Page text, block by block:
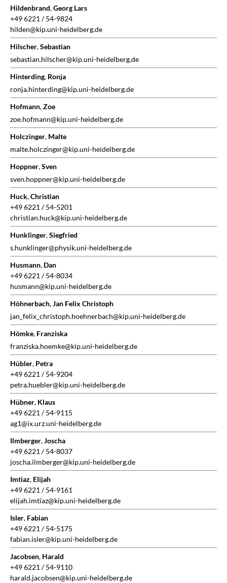
Hildenbrand,Georg Lars
+49 6221 / 54-9824
hilden@kip.uni-heidelberg.de
Hilscher,Sebastian
sebastian.hilscher@kip.uni-heidelberg.de
Hinterding, Ronja
ronja.hinterding@kip.uni-heidelberg.de
Hofmann,Zoe
zoe.hofmann@kip.uni-heidelberg.de
Holczinger, Malte
malte.holczinger@kip.uni-heidelberg.de
Hoppner,Sven
sven.hoppner@kip.uni-heidelberg.de
Huck,Christian
+49 6221 / 54-5201
christian.huck@kip.uni-heidelberg.de
Hunklinger,Siegfried
s.hunklinger@physik.uni-heidelberg.de
Husmann, Dan
+49 6221 / 54-8034
husmann@kip.uni-heidelberg.de
Höhnerbach,Jan Felix Christoph
jan_felix_christoph.hoehnerbach@kip.uni-heidelberg.de
Hömke, Franziska
franziska.hoemke@kip.uni-heidelberg.de
Hübler, Petra
+49 6221 / 54-9204
petra.huebler@kip.uni-heidelberg.de
Hübner, Klaus
+49 6221 / 54-9115
ag1@ix.urz.uni-heidelberg.de
Ilmberger,Joscha
+49 6221 / 54-8037
joscha.ilmberger@kip.uni-heidelberg.de
Imtiaz, Elijah
+49 6221 / 54-9161
elijah.imtiaz@kip.uni-heidelberg.de
Isler, Fabian
+49 6221 / 54-5175
fabian.isler@kip.uni-heidelberg.de
Jacobsen, Harald
+49 6221 / 54-9110
harald.jacobsen@kip.uni-heidelberg.de